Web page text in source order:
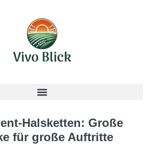
Halsketten: Große
für große Auftritte